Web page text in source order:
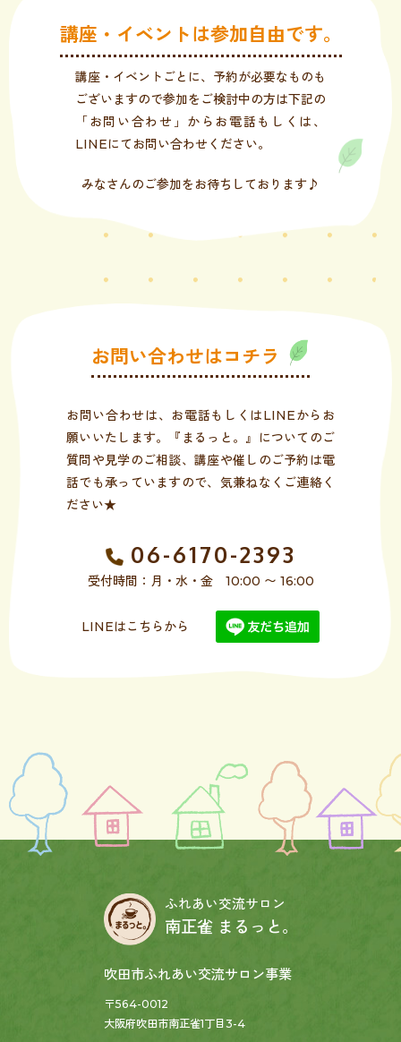
講座・イベントは参加自由です。
講座・イベントごとに、予約が必要なものも
ございますので参加をご検討中の方は下記の
「お問い合わせ」からお電話もしくは、
LINEにてお問い合わせください。
みなさんのご参加をお待ちしております♪
お問い合わせはコチラ
お問い合わせは、お電話もしくはLINEからお
願いいたします。『まるっと。』についてのご
質問や見学のご相談、講座や催しのご予約は電
話でも承っていますので、気兼ねなくご連絡く
ださい★
06-6170-2393
受付時間：月・水・金 10:00 〜 16:00
LINEはこちらから
ふれあい交流サロン
南正雀 まるっと。
吹田市ふれあい交流サロン事業
〒564-0012
大阪府吹田市南正雀1丁目3-4